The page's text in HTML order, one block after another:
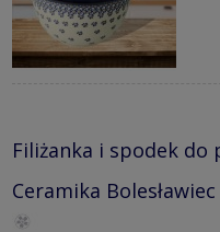
Filiżanka i spodek do
Ceramika